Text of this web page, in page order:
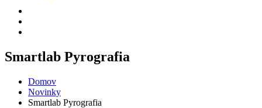
Smartlab Pyrografia
Domov
Novinky
Smartlab Pyrografia